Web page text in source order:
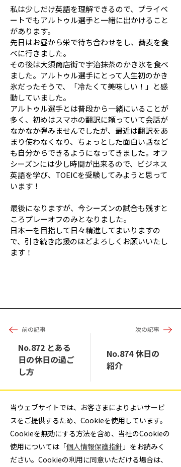
私は少しだけ英語を理解できるので、プライベ
ートでもアルトゥル選手と一緒に出かけること
があります。
先日はお昼から栄で待ち合わせをし、蕎麦を食
べに行きました。
その後は大須商店街で宇治抹茶のかき氷を食べ
ました。アルトゥル選手にとって人生初のかき
氷だったそうで、「冷たくて美味しい！」と感
動していました。
アルトゥル選手とは普段から一緒にいることが
多く、初めはスマホの翻訳に頼っていて会話が
なかなか弾みませんでしたが、最近は翻訳をあ
まり使わなくなり、ちょっとした面白い話など
も自分からできるようになってきました。オフ
シーズンには少し時間が出来るので、ビジネス
英語を学び、TOEICを受験してみようと思って
います！
最後になりますが、今シーズンの試合も残すと
ころプレーオフのみとなりました。
日本一を目指して日々精進してまいりますの
で、引き続き応援のほどよろしくお願いいたし
ます！
前の記事 次の記事
No.872 とある
日の休日の過ご
し方
No.874 休日の
紹介
田代 早斗の記事一覧
週刊フェニックス 記事一覧
当ウェブサイトでは、お客さまによりよいサービ
スをご提供するため、Cookieを使用しています。
Cookieを無効にする方法を含め、当社のCookieの
使用については「個人情報保護指針 」をお読みく
ださい。Cookieの利用に同意いただける場合は、